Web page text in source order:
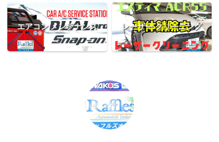
エアコン メンテナンス レーザー クリーニング